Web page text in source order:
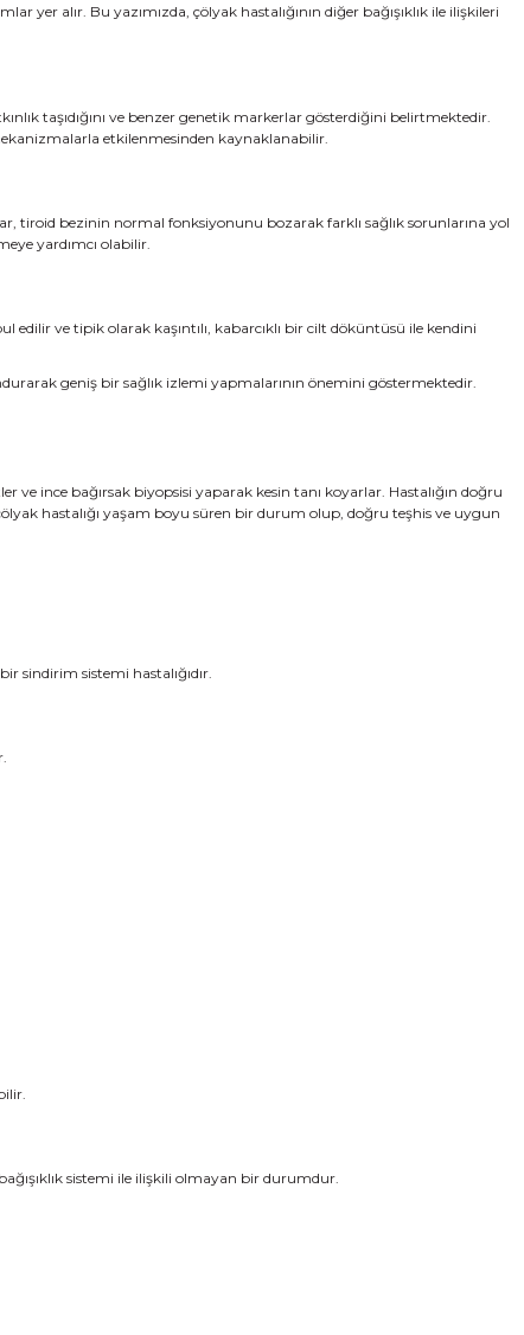
yer alır. Bu yazımızda, çölyak hastalığının diğer bağışıklık ile ilişkileri
taşıdığını ve benzer genetik markerlar gösterdiğini belirtmektedir.
etkilenmesinden kaynaklanabilir.
tiroid bezinin normal fonksiyonunu bozarak farklı sağlık sorunlarına yol
yardımcı olabilir.
edilir ve tipik olarak kaşıntılı, kabarcıklı bir cilt döküntüsü ile kendini
geniş bir sağlık izlemi yapmalarının önemini göstermektedir.
ince bağırsak biyopsisi yaparak kesin tanı koyarlar. Hastalığın doğru
hastalığı yaşam boyu süren bir durum olup, doğru teşhis ve uygun
sindirim sistemi hastalığıdır.
sistemi ile ilişkili olmayan bir durumdur.